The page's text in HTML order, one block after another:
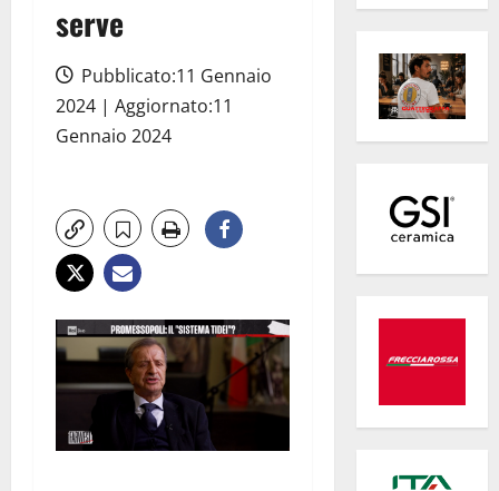
serve
Pubblicato:11 Gennaio
2024 | Aggiornato:11
Gennaio 2024